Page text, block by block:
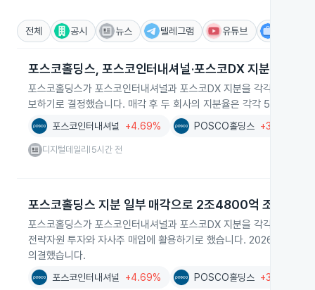
전체 공시 뉴스 텔레그램 유튜브
포스코홀딩스, 포스코인터내셔널·포스코DX 지분매각 결
포스코홀딩스가 포스코인터내셔널과 포스코DX 지분을 각각
보하기로 결정했습니다. 매각 후 두 회사의 지분율은 각각 50%로 낮
포스코인터내셔널 +4.69% POSCO홀딩스 +3.76%
디지털데일리 5시간 전
포스코홀딩스 지분 일부 매각으로 2조4800억 조달
포스코홀딩스가 포스코인터내셔널과 포스코DX 지분을 각각 50%
전략자원 투자와 자사주 매입에 활용하기로 했습니다. 2026년 8월 7
의결했습니다.
포스코인터내셔널 +4.69% POSCO홀딩스 +3.76%